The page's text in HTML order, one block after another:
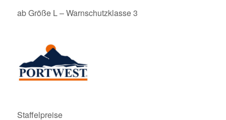
ab Größe L – Warnschutzklasse 3
Staffelpreise